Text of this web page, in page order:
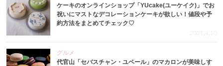
ケーキのオンラインショップ「YUcake(ユーケイク)」でお
祝いにマストなデコレーションケーキが欲しい！値段や予
約方法をまとめてチェック♡
2021.4.10
グルメ
代官山「セバスチャン・ユベール」のマカロンが美味しす